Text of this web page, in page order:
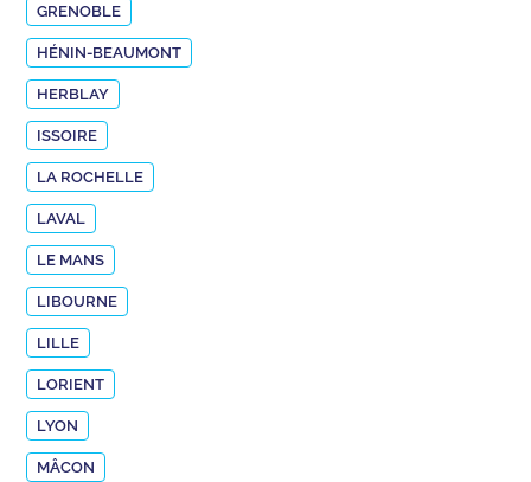
GRENOBLE
HÉNIN-BEAUMONT
HERBLAY
ISSOIRE
LA ROCHELLE
LAVAL
LE MANS
LIBOURNE
LILLE
LORIENT
LYON
MÂCON